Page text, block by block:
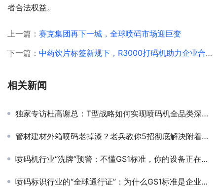
者合法权益。
上一篇： 赛克集团再下一城，全球喷码市场迎巨变
下一篇： 中药饮片标签新规下，R3000打码机助力企业合规发展
相关新闻
独家专访杜高谢总：T型战略如何实现喷码机全品类深度布局？
管材建材外箱喷码老掉漆？老兵教你5招彻底解决附着力难题！
喷码机行业“洗牌”预警：不懂GS1标准，你的设备正在失去核心竞争力！
喷码标识行业的“全球通行证”：为什么GS1标准是企业出海的关键？